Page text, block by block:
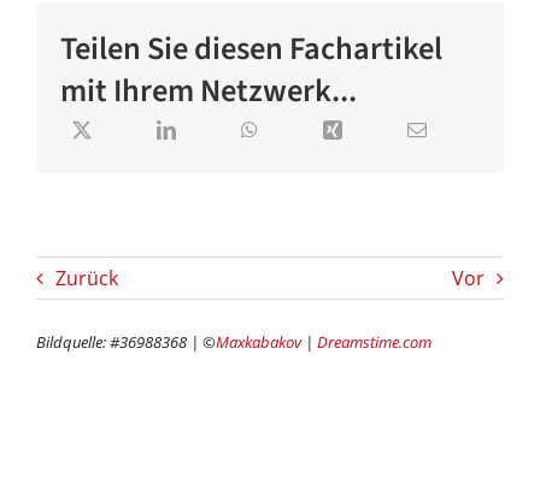
Teilen Sie diesen Fachartikel
mit Ihrem Netzwerk...
Zurück Vor
Bildquelle: #36988368 | ©Maxkabakov| Dreamstime.com